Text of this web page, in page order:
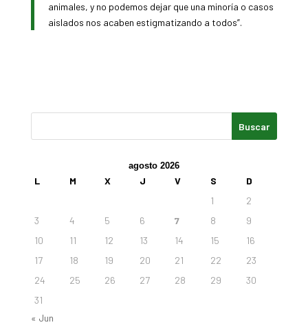
animales, y no podemos dejar que una minoría o casos
aislados nos acaben estigmatizando a todos”.
agosto 2026
L M X J V S
D
1
2
3
4 5 6 7 8
9
10
11 12 13 14 15
16
17
18 19 20 21 22
23
24
25 26 27 28 29
30
31
« Jun